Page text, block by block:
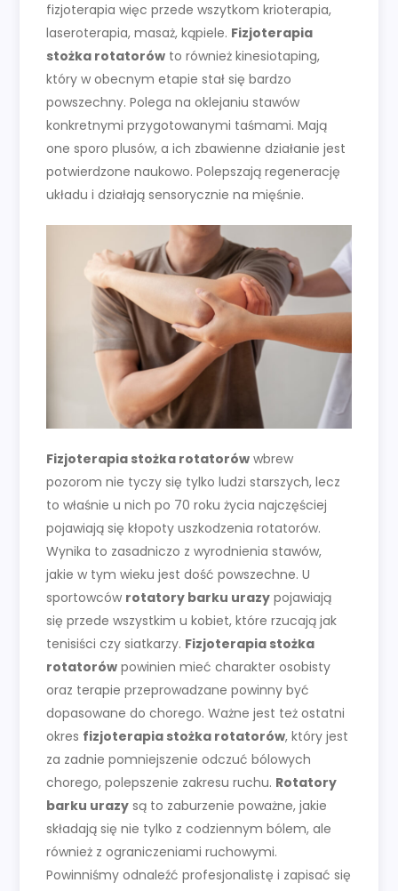
fizjoterapia więc przede wszytkom krioterapia,
laseroterapia, masaż, kąpiele. Fizjoterapia
stożka rotatorów to również kinesiotaping,
który w obecnym etapie stał się bardzo
powszechny. Polega na oklejaniu stawów
konkretnymi przygotowanymi taśmami. Mają
one sporo plusów, a ich zbawienne działanie jest
potwierdzone naukowo. Polepszają regenerację
układu i działają sensorycznie na mięśnie.
Fizjoterapia stożka rotatorów wbrew
pozorom nie tyczy się tylko ludzi starszych, lecz
to właśnie u nich po 70 roku życia najczęściej
pojawiają się kłopoty uszkodzenia rotatorów.
Wynika to zasadniczo z wyrodnienia stawów,
jakie w tym wieku jest dość powszechne. U
sportowców rotatory barku urazy pojawiają
się przede wszystkim u kobiet, które rzucają jak
tenisiści czy siatkarzy. Fizjoterapia stożka
rotatorów powinien mieć charakter osobisty
oraz terapie przeprowadzane powinny być
dopasowane do chorego. Ważne jest też ostatni
okres fizjoterapia stożka rotatorów, który jest
za zadnie pomniejszenie odczuć bólowych
chorego, polepszenie zakresu ruchu. Rotatory
barku urazy są to zaburzenie poważne, jakie
składają się nie tylko z codziennym bólem, ale
również z ograniczeniami ruchowymi.
Powinniśmy odnaleźć profesjonalistę i zapisać się